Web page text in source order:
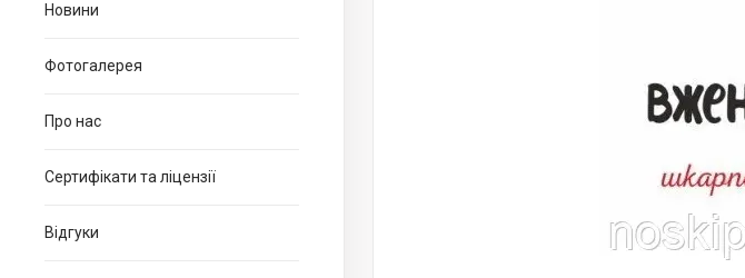
Новини
Фотогалерея
Про нас
Сертифікати та ліцензії
Відгуки